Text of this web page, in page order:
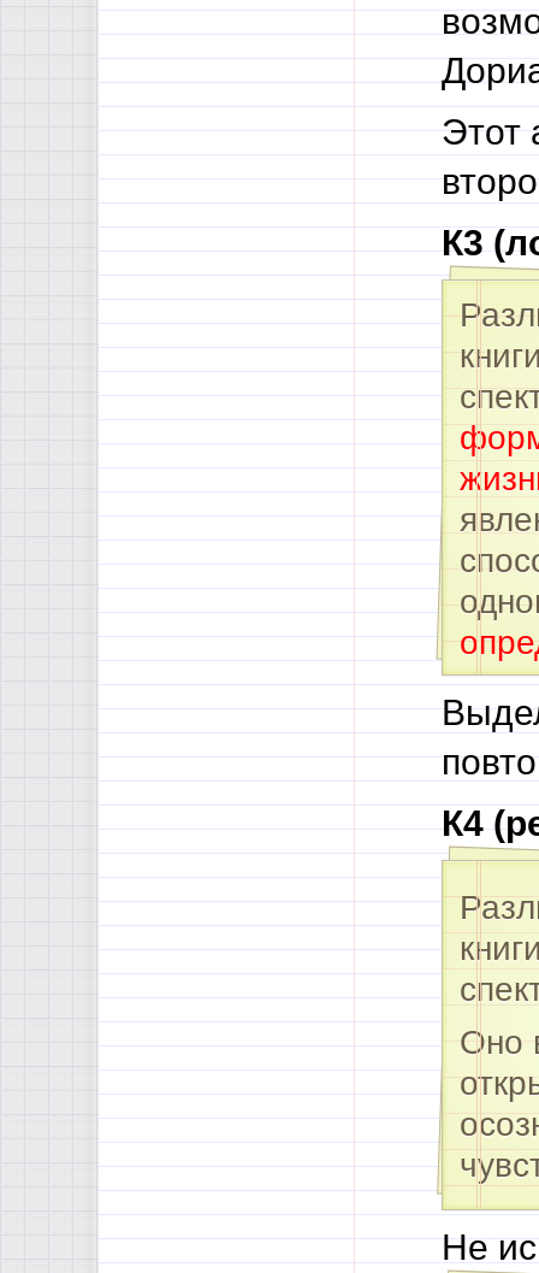
Этот
К3
К4
Оно
Не